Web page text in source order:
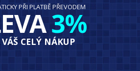
PŘI PLATBĚ PŘEVODEM
3%
CELÝ NÁKUP